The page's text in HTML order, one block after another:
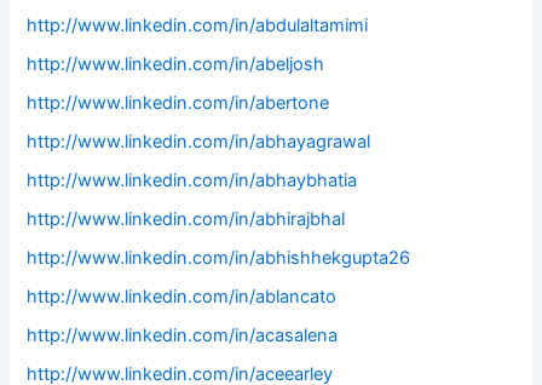
http://www.linkedin.com/in/abdulaltamimi
http://www.linkedin.com/in/abeljosh
http://www.linkedin.com/in/abertone
http://www.linkedin.com/in/abhayagrawal
http://www.linkedin.com/in/abhaybhatia
http://www.linkedin.com/in/abhirajbhal
http://www.linkedin.com/in/abhishhekgupta26
http://www.linkedin.com/in/ablancato
http://www.linkedin.com/in/acasalena
http://www.linkedin.com/in/aceearley